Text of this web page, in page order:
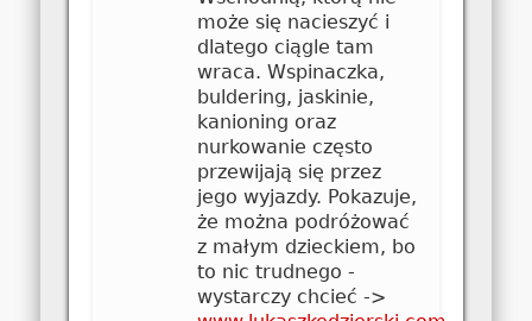
może się nacieszyć i
dlatego ciągle tam
wraca. Wspinaczka,
buldering, jaskinie,
kanioning oraz
nurkowanie często
przewijają się przez
jego wyjazdy. Pokazuje,
że można podróżować
z małym dzieckiem, bo
to nic trudnego -
wystarczy chcieć ->